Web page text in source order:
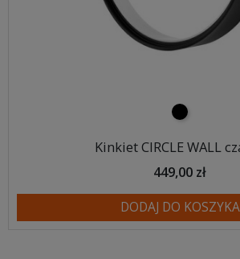
czarny
Kinkiet CIRCLE WALL
449,00 zł
DODAJ DO KOSZYKA